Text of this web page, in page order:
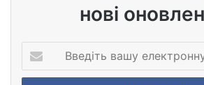
нові
е